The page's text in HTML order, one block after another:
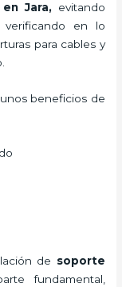
Jara, evitando
verificando en lo
para cables y
beneficios de
de soporte
fundamental,